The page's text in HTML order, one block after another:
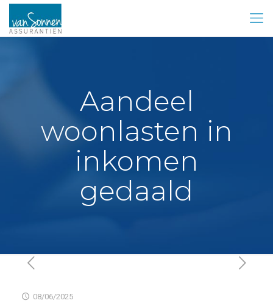
Aandeel
woonlasten in
inkomen
gedaald
08/06/2025